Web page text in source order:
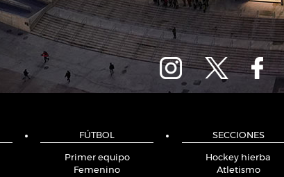
FÚTBOL
Primer equipo
Femenino
SECCIONES
Hockey hierba
Atletismo